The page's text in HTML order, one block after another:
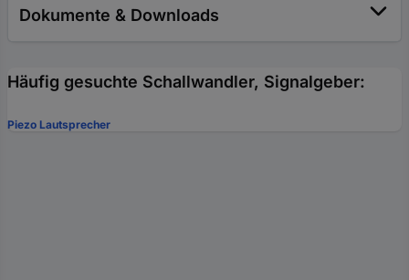
Dokumente & Downloads
Häufig gesuchte Schallwandler, Signalgeber:
Piezo Lautsprecher